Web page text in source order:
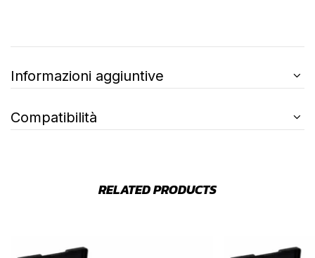
Informazioni aggiuntive
Compatibilità
RELATED PRODUCTS